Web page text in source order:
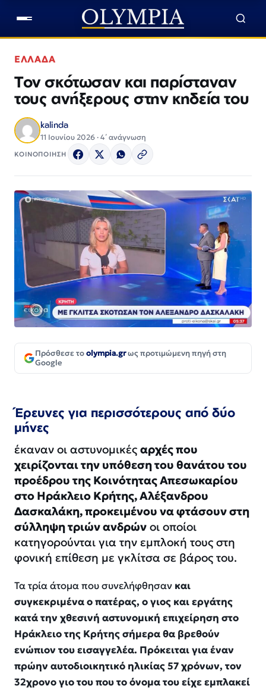
ΕΛΛΑΔΑ
Τον σκότωσαν και παρίσταναν
τους ανήξερους στην κηδεία του
kalinda
11 Ιουνίου 2026 · 4΄ ανάγνωση
ΚΟΙΝΟΠΟΙΗΣΗ
Πρόσθεσε τοolympia.grως προτιμώμενη πηγή στη
Google
Έρευνες για περισσότερους από δύο
μήνες
έκαναν οι αστυνομικές αρχές που
χειρίζονται την υπόθεση του θανάτου του
προέδρου της Κοινότητας Απεσωκαρίου
στο Ηράκλειο Κρήτης, Αλέξανδρου
Δασκαλάκη, προκειμένου να φτάσουν στη
σύλληψη τριών ανδρών οι οποίοι
κατηγορούνται για την εμπλοκή τους στη
φονική επίθεση με γκλίτσα σε βάρος του.
Τα τρία άτομα που συνελήφθησαν και
συγκεκριμένα ο πατέρας, ο γιος και εργάτης
κατά την χθεσινή αστυνομική επιχείρηση στο
Ηράκλειο της Κρήτης σήμερα θα βρεθούν
ενώπιον του εισαγγελέα. Πρόκειται για έναν
πρώην αυτοδιοικητικό ηλικίας 57 χρόνων, τον
32χρονο γιο του που το όνομα του είχε εμπλακεί